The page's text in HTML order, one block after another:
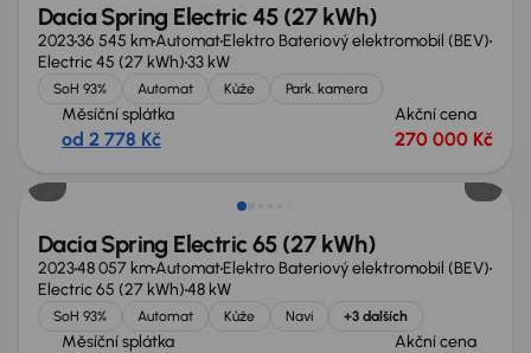
Dacia Spring Electric 45 (27 kWh)
202336 545 kmAutomatElektro Bateriový elektromobil (BEV)
Electric 45 (27 kWh)33 kW
SoH 93% Automat Kůže Park. kamera
Měsíční splátka
od 2 778 Kč
Akční cena
270 000 Kč
Zlevněno o 10 000 Kč
Dacia Spring Electric 65 (27 kWh)
202348 057 kmAutomatElektro Bateriový elektromobil (BEV)
Electric 65 (27 kWh)48 kW
SoH 93% Automat Kůže Navi +3 dalších
Měsíční splátka Akční cena